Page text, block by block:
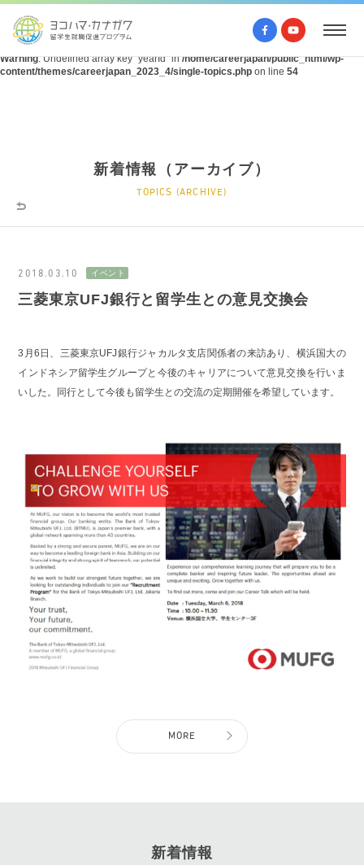
Warning: Undefined array key "query" in
/home/careerjapan/public_html/wp-
content/themes/careerjapan_2023_4/single-topics.php on line 53
Warning: Undefined array key "yearId" in/home/careerjapan/public_html/wp-
content/themes/careerjapan_2023_4/single-topics.php on line 54
新着情報（アーカイブ）
TOPICS (ARCHIVE)
2018.03.10
三菱東京UFJ銀行と留学生との意見交換会
3月6日、三菱東京UFJ銀行ジャカルタ支店関係者の来訪あり、横浜国大の
インドネシア留学生グループと今後のキャリアについて意見交換を行いま
いした。同行として今後も留学生との交流の定期開催を希望しています。
MORE
新着情報